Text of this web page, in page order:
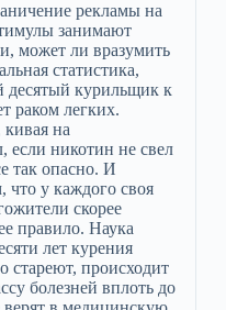
рекламы на
занимают
может ли вразумить
статистика,
десятый курильщик к
раком легких.
на
если никотин не свел
так опасно. И
у каждого своя
скорее
правило. Наука
лет курения
стареют, происходит
болезней вплоть до